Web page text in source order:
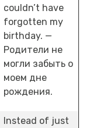
couldn’t have
forgotten my
birthday. —
Родители не
могли забыть о
моем дне
рождения.
Instead of just